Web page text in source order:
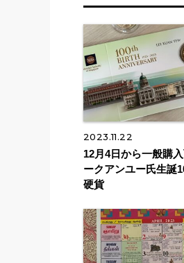
2023.11.22
12月4日から一般購
ークアンユー氏生誕
硬貨